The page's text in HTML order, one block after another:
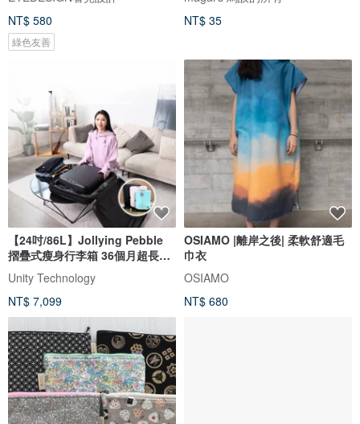
NT$ 580
綠色友善
NT$ 35
【24吋/86L】Jollying Pebble
摺疊式瘦身行李箱 36個月超長保
養
Unity Technology
NT$ 7,099
OSIAMO |離岸之後| 柔軟舒適毛
巾衣
OSIAMO
NT$ 680